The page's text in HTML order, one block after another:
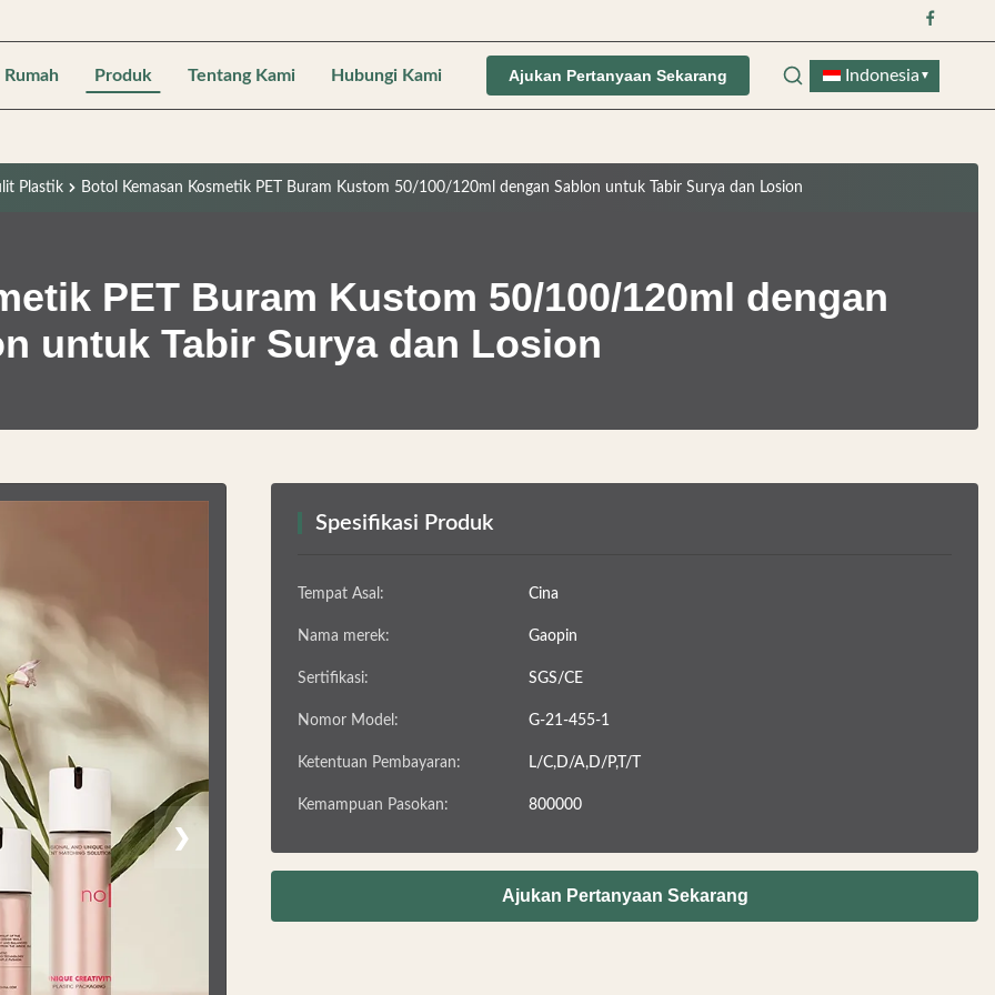
Rumah Produk Tentang Kami Hubungi Kami Ajukan Pertanyaan Sekarang Indonesia ▼
Plastik Botol Kemasan Kosmetik PET Buram Kustom 50/100/120ml dengan Sablon untuk Tabir Surya dan Losion
PET Buram Kustom 50/100/120ml dengan
untuk Tabir Surya dan Losion
❯
Spesifikasi Produk
Tempat Asal: Cina
Nama merek: Gaopin
Sertifikasi: SGS/CE
Nomor Model: G-21-455-1
Ketentuan Pembayaran: L/C,D/A,D/P,T/T
Kemampuan Pasokan: 800000
Ajukan Pertanyaan Sekarang